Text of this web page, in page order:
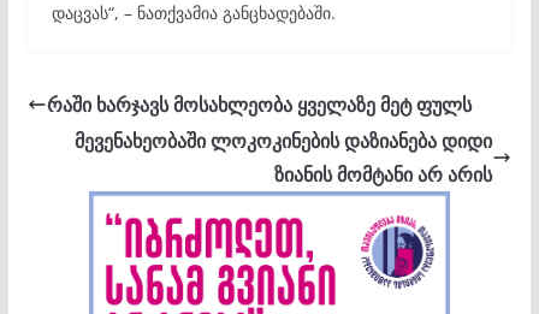
დაცვას“, – ნათქვამია განცხადებაში.
რაში ხარჯავს მოსახლეობა ყველაზე მეტ ფულს
მევენახეობაში ლოკოკინების დაზიანება დიდი
ზიანის მომტანი არ არის